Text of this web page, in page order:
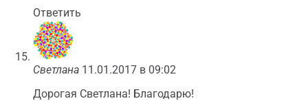
Ответить
Светлана 11.01.2017 в 09:02
Дорогая Светлана! Благодарю!